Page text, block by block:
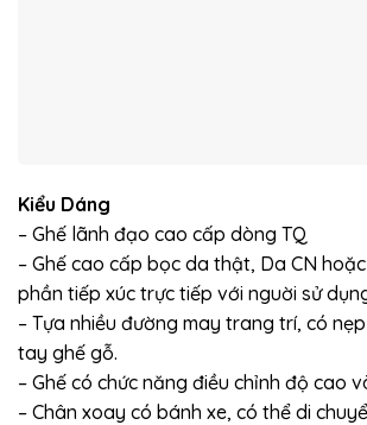
Kiểu Dáng
– Ghế lãnh đạo cao cấp dòng TQ
– Ghế cao cấp bọc da thật, Da CN
phần tiếp xúc trực tiếp với nguời sử
– Tựa nhiều đường may trang trí, có
tay ghế gỗ.
– Ghế có chức năng điều chỉnh độ cao
– Chân xoay có bánh xe, có thể di